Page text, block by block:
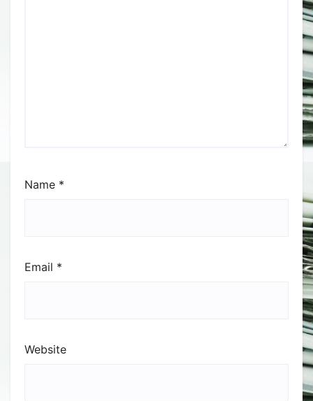
Name *
Email *
Website